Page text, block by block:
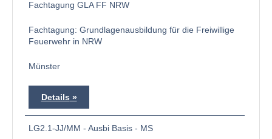
Fachtagung GLA FF NRW
Fachtagung: Grundlagenausbildung für die Freiwillige
Feuerwehr in NRW
Münster
Details
LG2.1-JJ/MM - Ausbi Basis - MS